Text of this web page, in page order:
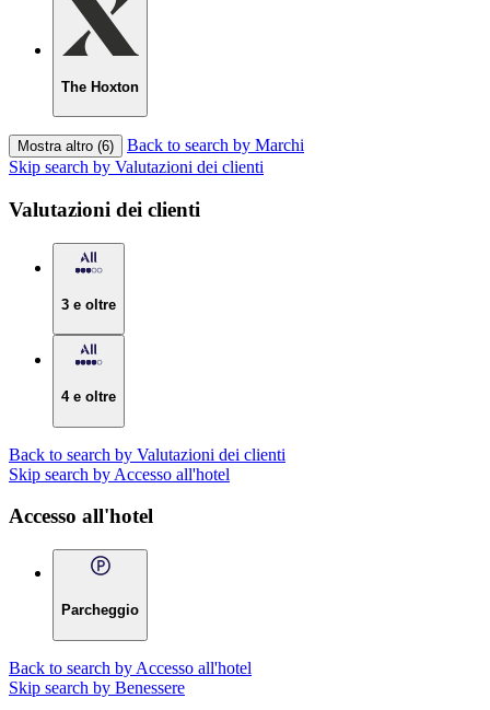
The Hoxton
Mostra altro (6)
Back to search by Marchi
Skip search by Valutazioni dei clienti
Valutazioni dei clienti
3 e oltre
4 e oltre
Back to search by Valutazioni dei clienti
Skip search by Accesso all'hotel
Accesso all'hotel
Parcheggio
Back to search by Accesso all'hotel
Skip search by Benessere